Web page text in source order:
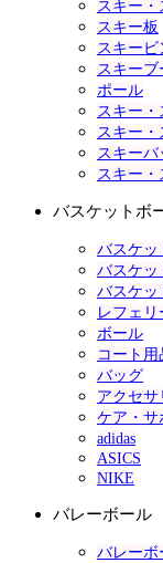
スキー・
スキー板
スキービ
スキーブ
ポール
スキー・
スキー・
スキーバ
スキー・
バスケットボ
バスケッ
バスケッ
バスケッ
レフェリ
ボール
コート用
バッグ
アクセサ
ケア・サ
adidas
ASICS
NIKE
バレーボール
バレーボ